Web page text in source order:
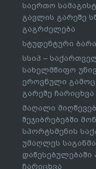
საერთო
გავლის გარეშე
გაგრძელება
სტუდენტური
სსიპ –
სახელმწიფო
ეროვნული
გარეშე ჩარიცხვა
მაღალი
შეჯიბრებებში
სპორტსმენის
უმაღლეს
დაწესებულებაში
ჩარიცხვა